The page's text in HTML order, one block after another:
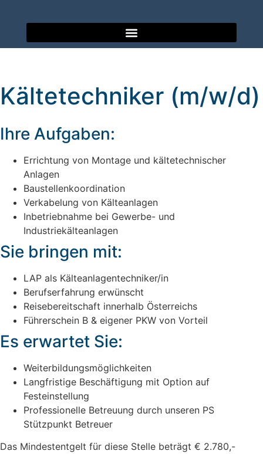
Kältetechniker (m/w/d)
Ihre Aufgaben:
Errichtung von Montage und kältetechnischer
Anlagen
Baustellenkoordination
Verkabelung von Kälteanlagen
Inbetriebnahme bei Gewerbe- und
Industriekälteanlagen
Sie bringen mit:
LAP als Kälteanlagentechniker/in
Berufserfahrung erwünscht
Reisebereitschaft innerhalb Österreichs
Führerschein B & eigener PKW von Vorteil
Es erwartet Sie:
Weiterbildungsmöglichkeiten
Langfristige Beschäftigung mit Option auf
Festeinstellung
Professionelle Betreuung durch unseren PS
Stützpunkt Betreuer
Das Mindestentgelt für diese Stelle beträgt € 2.780,-